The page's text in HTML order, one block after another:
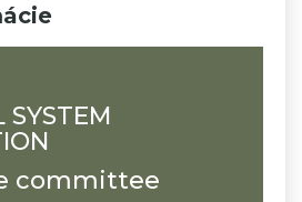
SYSTEM
committee